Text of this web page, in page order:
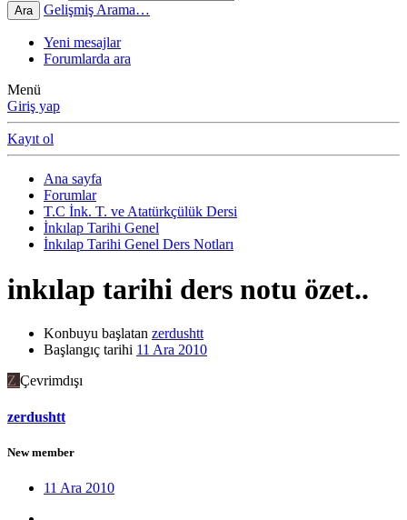
Ara Gelişmiş Arama…
Yeni mesajlar
Forumlarda ara
Menü
Giriş yap
Kayıt ol
Ana sayfa
Forumlar
T.C İnk. T. ve Atatürkçülük Dersi
İnkılap Tarihi Genel
İnkılap Tarihi Genel Ders Notları
inkılap tarihi ders notu özet..
Konbuyu başlatan zerdushtt
Başlangıç tarihi 11 Ara 2010
Z Çevrimdışı
zerdushtt
New member
11 Ara 2010